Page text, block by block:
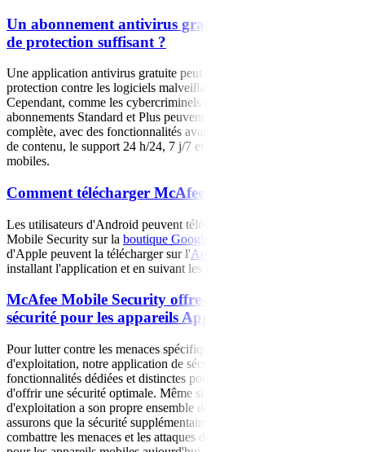
Un abonnement antivirus gratuit offre-t-il un niveau
de protection suffisant ?
Une application antivirus gratuite peut offrir un certain niveau de
protection contre les logiciels malveillants pour votre téléphone.
Cependant, comme les cybercriminels évoluent constamment, nos
abonnements Standard et Plus peuvent offrir une protection plus
complète, avec des fonctionnalités avancées telles que la sauvegarde
de contenu, le support 24 h/24, 7 j/7 et le VPN pour vos appareils
mobiles.
Comment télécharger McAfee Mobile Security ?
Les utilisateurs d'Android peuvent télécharger l'application McAfee
Mobile Security sur la boutique Google Play
d'Apple peuvent la télécharger sur l'App Store
installant l'application et en suivant les instructions à l'écran.
McAfee Mobile Security offre-t-il le même niveau de
sécurité pour les appareils Apple et Android ?
Pour lutter contre les menaces spécifiques à chaque système
d'exploitation, notre application de sécurité mobile dispose de
fonctionnalités dédiées et distinctes pour Android et Apple, afin
d'offrir une sécurité optimale. Même si chaque système
d'exploitation a son propre ensemble de fonctionnalités, nous nous
assurons que la sécurité supplémentaire que nous offrons permet de
combattre les menaces et les attaques de phishing les plus récentes